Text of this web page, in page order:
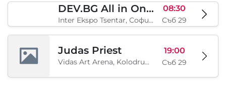
DEV.BG All in One 2026
Inter Ekspo Tsentar, София, BG
08:30
Съб 29